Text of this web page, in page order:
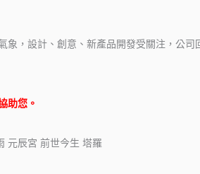
象，設計、創意、新產品開發受關注，公
助您。